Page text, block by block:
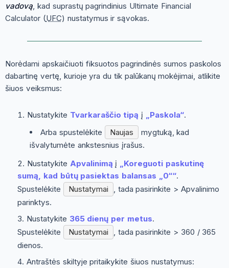
vadovą, kad suprastų pagrindinius Ultimate Financial
Calculator (UFC) nustatymus ir sąvokas.
Norėdami apskaičiuoti fiksuotos pagrindinės sumos paskolos
dabartinę vertę, kurioje yra du tik palūkanų mokėjimai, atlikite
šiuos veiksmus:
Nustatykite Tvarkaraščio tipą į „Paskola“.
Arba spustelėkite
Naujas
mygtuką, kad
išvalytumėte ankstesnius įrašus.
Nustatykite Apvalinimą į „Koreguoti paskutinę
sumą, kad būtų pasiektas balansas „0““.
Spustelėkite
Nustatymai , tada pasirinkite > Apvalinimo
parinktys.
Nustatykite 365 dienų per metus.
Spustelėkite
Nustatymai , tada pasirinkite > 360 / 365
dienos.
Antraštės skiltyje pritaikykite šiuos nustatymus: